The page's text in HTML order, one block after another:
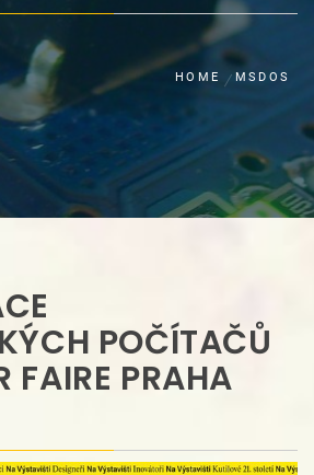
HOME MSDOS
POČÍTAČŮ
FAIRE PRAHA